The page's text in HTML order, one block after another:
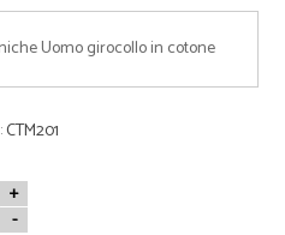
Uomo girocollo in cotone
CTM201
+
-